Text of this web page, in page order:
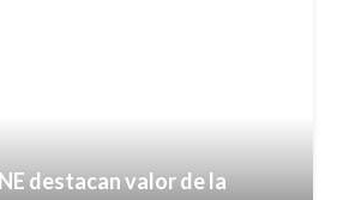
destacan valor de la